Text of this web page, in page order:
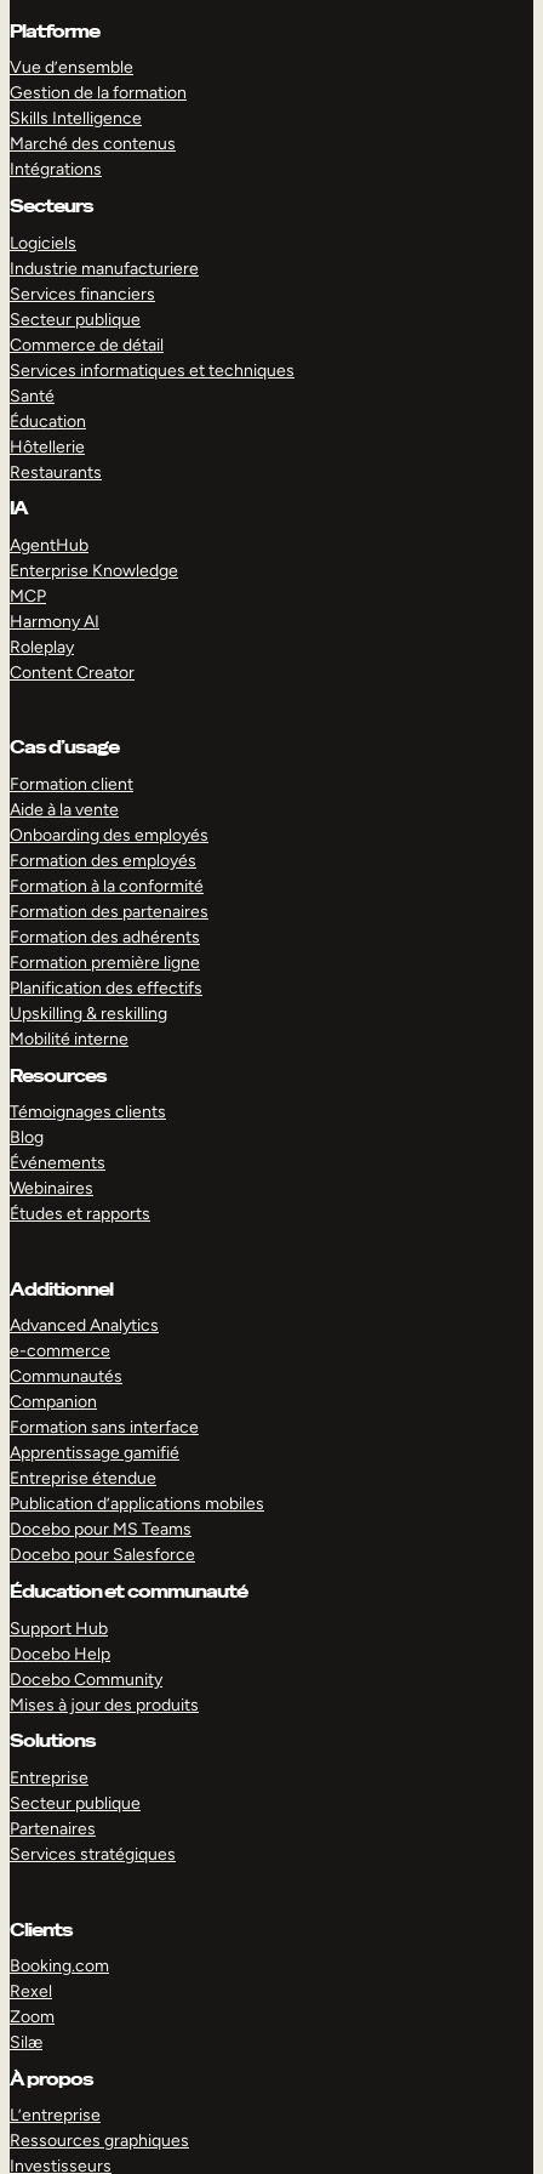
Platforme
Vue d’ensemble
Gestion de la formation
Skills Intelligence
Marché des contenus
Intégrations
Secteurs
Logiciels
Industrie manufacturiere
Services financiers
Secteur publique
Commerce de détail
Services informatiques et techniques
Santé
Éducation
Hôtellerie
Restaurants
IA
AgentHub
Enterprise Knowledge
MCP
Harmony AI
Roleplay
Content Creator
Cas d’usage
Formation client
Aide à la vente
Onboarding des employés
Formation des employés
Formation à la conformité
Formation des partenaires
Formation des adhérents
Formation première ligne
Planification des effectifs
Upskilling & reskilling
Mobilité interne
Resources
Témoignages clients
Blog
Événements
Webinaires
Études et rapports
Additionnel
Advanced Analytics
e-commerce
Communautés
Companion
Formation sans interface
Apprentissage gamifié
Entreprise étendue
Publication d’applications mobiles
Docebo pour MS Teams
Docebo pour Salesforce
Éducation et communauté
Support Hub
Docebo Help
Docebo Community
Mises à jour des produits
Solutions
Entreprise
Secteur publique
Partenaires
Services stratégiques
Clients
Booking.com
Rexel
Zoom
Silæ
À propos
L’entreprise
Ressources graphiques
Investisseurs